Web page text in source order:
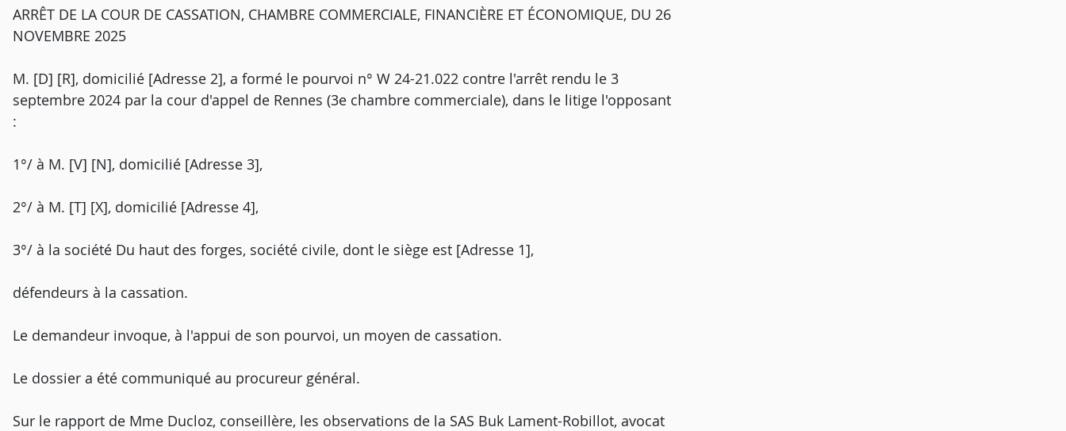
ARRÊT DE LA COUR DE CASSATION, CHAMBRE COMMERCIALE, FINANCIÈRE ET ÉCONOMIQUE, DU 26
NOVEMBRE 2025
M. [D] [R], domicilié [Adresse 2], a formé le pourvoi n° W 24-21.022 contre l'arrêt rendu le 3
septembre 2024 par la cour d'appel de Rennes (3e chambre commerciale), dans le litige l'opposant
:
1°/ à M. [V] [N], domicilié [Adresse 3],
2°/ à M. [T] [X], domicilié [Adresse 4],
3°/ à la société Du haut des forges, société civile, dont le siège est [Adresse 1],
défendeurs à la cassation.
Le demandeur invoque, à l'appui de son pourvoi, un moyen de cassation.
Le dossier a été communiqué au procureur général.
Sur le rapport de Mme Ducloz, conseillère, les observations de la SAS Buk Lament-Robillot, avocat